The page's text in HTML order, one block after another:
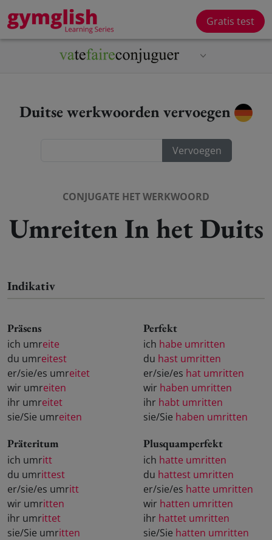
Gratis test
Duitse werkwoorden vervoegen
CONJUGATE HET WERKWOORD
Umreiten In het Duits
Indikativ
Präsens
ich umreite
du umreitest
er/sie/es umreitet
wir umreiten
ihr umreitet
sie/Sie umreiten
Perfekt
ich habe umritten
du hast umritten
er/sie/es hat umritten
wir haben umritten
ihr habt umritten
sie/Sie haben umritten
Präteritum
ich umritt
du umrittest
er/sie/es umritt
wir umritten
ihr umrittet
sie/Sie umritten
Plusquamperfekt
ich hatte umritten
du hattest umritten
er/sie/es hatte umritten
wir hatten umritten
ihr hattet umritten
sie/Sie hatten umritten